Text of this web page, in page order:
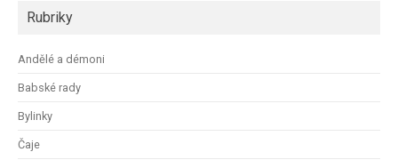
Rubriky
Andělé a démoni
Babské rady
Bylinky
Čaje